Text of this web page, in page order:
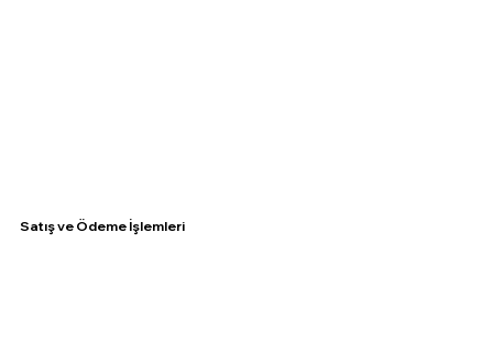
Satış ve Ödeme İşlemleri